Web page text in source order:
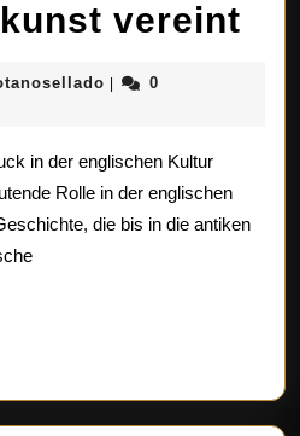
vereint
elsotanosellado
0
in der englischen Kultur
Rolle in der englischen
die bis in die antiken